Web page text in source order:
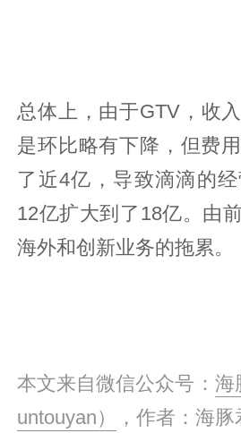
总体上，由于GTV，收
是环比略有下降，但费
了近4亿，导致滴滴的
12亿扩大到了18亿。由
海外和创新业务的拖累。
本文来自微信公众号： 海
untouyan）
，作者：海豚